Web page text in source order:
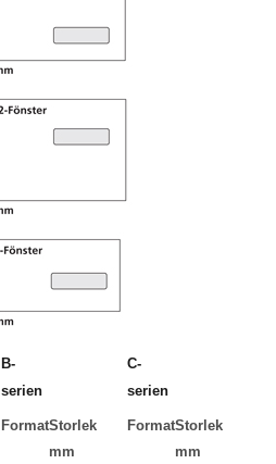
B-
serien
C-
serien
FormatStorlek
mm
FormatStorlek
mm